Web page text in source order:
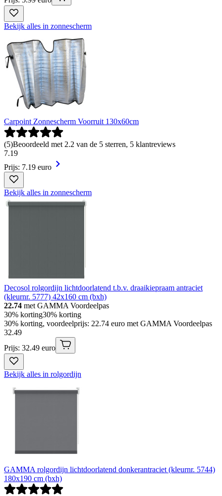
Bekijk alles in zonnescherm
Carpoint Zonnescherm Voorruit 130x60cm
(5)Beoordeeld met 2.2 van de 5 sterren, 5 klantreviews
7.19
Prijs: 7.19 euro
Bekijk alles in zonnescherm
Decosol rolgordijn lichtdoorlatend t.b.v. draaikiepraam antraciet
(kleurnr. 5777) 42x160 cm (bxh)
22.74 met GAMMA Voordeelpas
30% korting30% korting
30% korting, voordeelprijs: 22.74 euro met GAMMA Voordeelpas
32.49
Prijs: 32.49 euro
Bekijk alles in rolgordijn
GAMMA rolgordijn lichtdoorlatend donkerantraciet (kleurnr. 5744)
180x190 cm (bxh)